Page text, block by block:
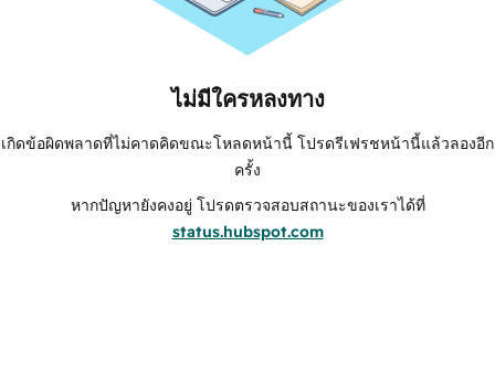
ไม่มีใครหลงทาง
เกิดข้อผิดพลาดที่ไม่คาดคิดขณะโหลดหน้านี้ โปรดรีเฟรชหน้านี้แล้วลองอีก
ครั้ง
หากปัญหายังคงอยู่ โปรดตรวจสอบสถานะของเราได้ที่
status.hubspot.com